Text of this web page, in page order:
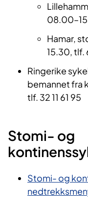
Hamar,
15.30, tlf.
Ringerike
bemannet fra
tlf. 32 11 61 95
Stomi- og
Stomi- og